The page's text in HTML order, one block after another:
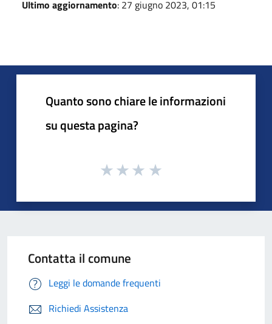
Ultimo aggiornamento: 27 giugno 2023, 01:15
Quanto sono chiare le informazioni
su questa pagina?
Contatta il comune
Leggi le domande frequenti
Richiedi Assistenza